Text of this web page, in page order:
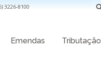
3226-8100
Emendas Tributação